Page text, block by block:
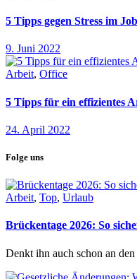
5 Tipps gegen Stress im Job
9. Juni 2022
Arbeit, Office
5 Tipps für ein effizientes
24. April 2022
Folge uns
Arbeit, Top, Urlaub
Brückentage 2026: So
Denkt ihn auch schon an